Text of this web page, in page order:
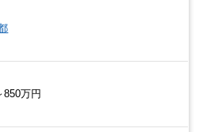
850万円